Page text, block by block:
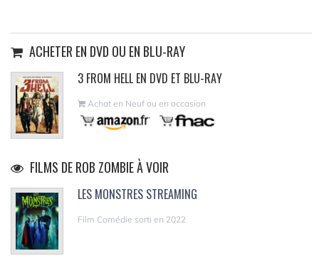
ACHETER EN DVD OU EN BLU-RAY
3 FROM HELL EN DVD ET BLU-RAY
Achat en Neuf ou en occasion
FILMS DE ROB ZOMBIE À VOIR
LES MONSTRES STREAMING
Film Comédie sorti en 2022